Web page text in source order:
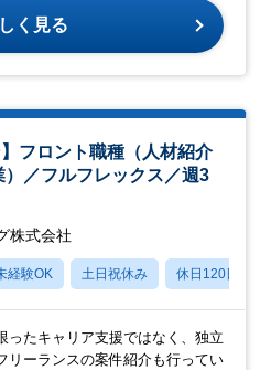
く見る
フロント職種（人材紹介
／フルフレックス／週3
株式会社
経験OK 土日祝休み 休日120日以上
ったキャリア支援ではなく、独立
リーランスの案件紹介も行ってい